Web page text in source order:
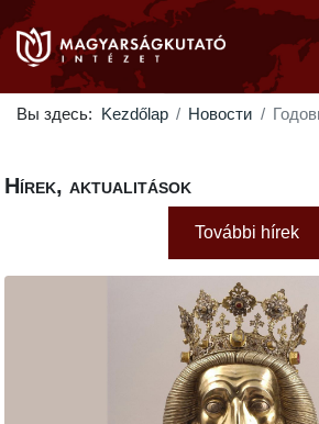
Вы здесь: Kezdőlap Новости
Hírek, aktualitások
További hírek